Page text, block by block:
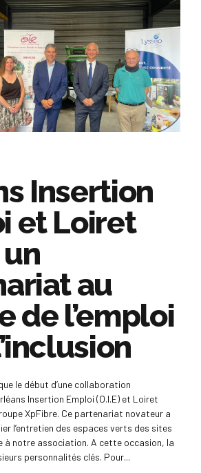
Insertion
et Loiret
au
de l’emploi
le début d’une collaboration
Insertion Emploi (O.I.E) et Loiret
XpFibre. Ce partenariat novateur a
l’entretien des espaces verts des sites
à notre association. A cette occasion, la
personnalités clés. Pour...